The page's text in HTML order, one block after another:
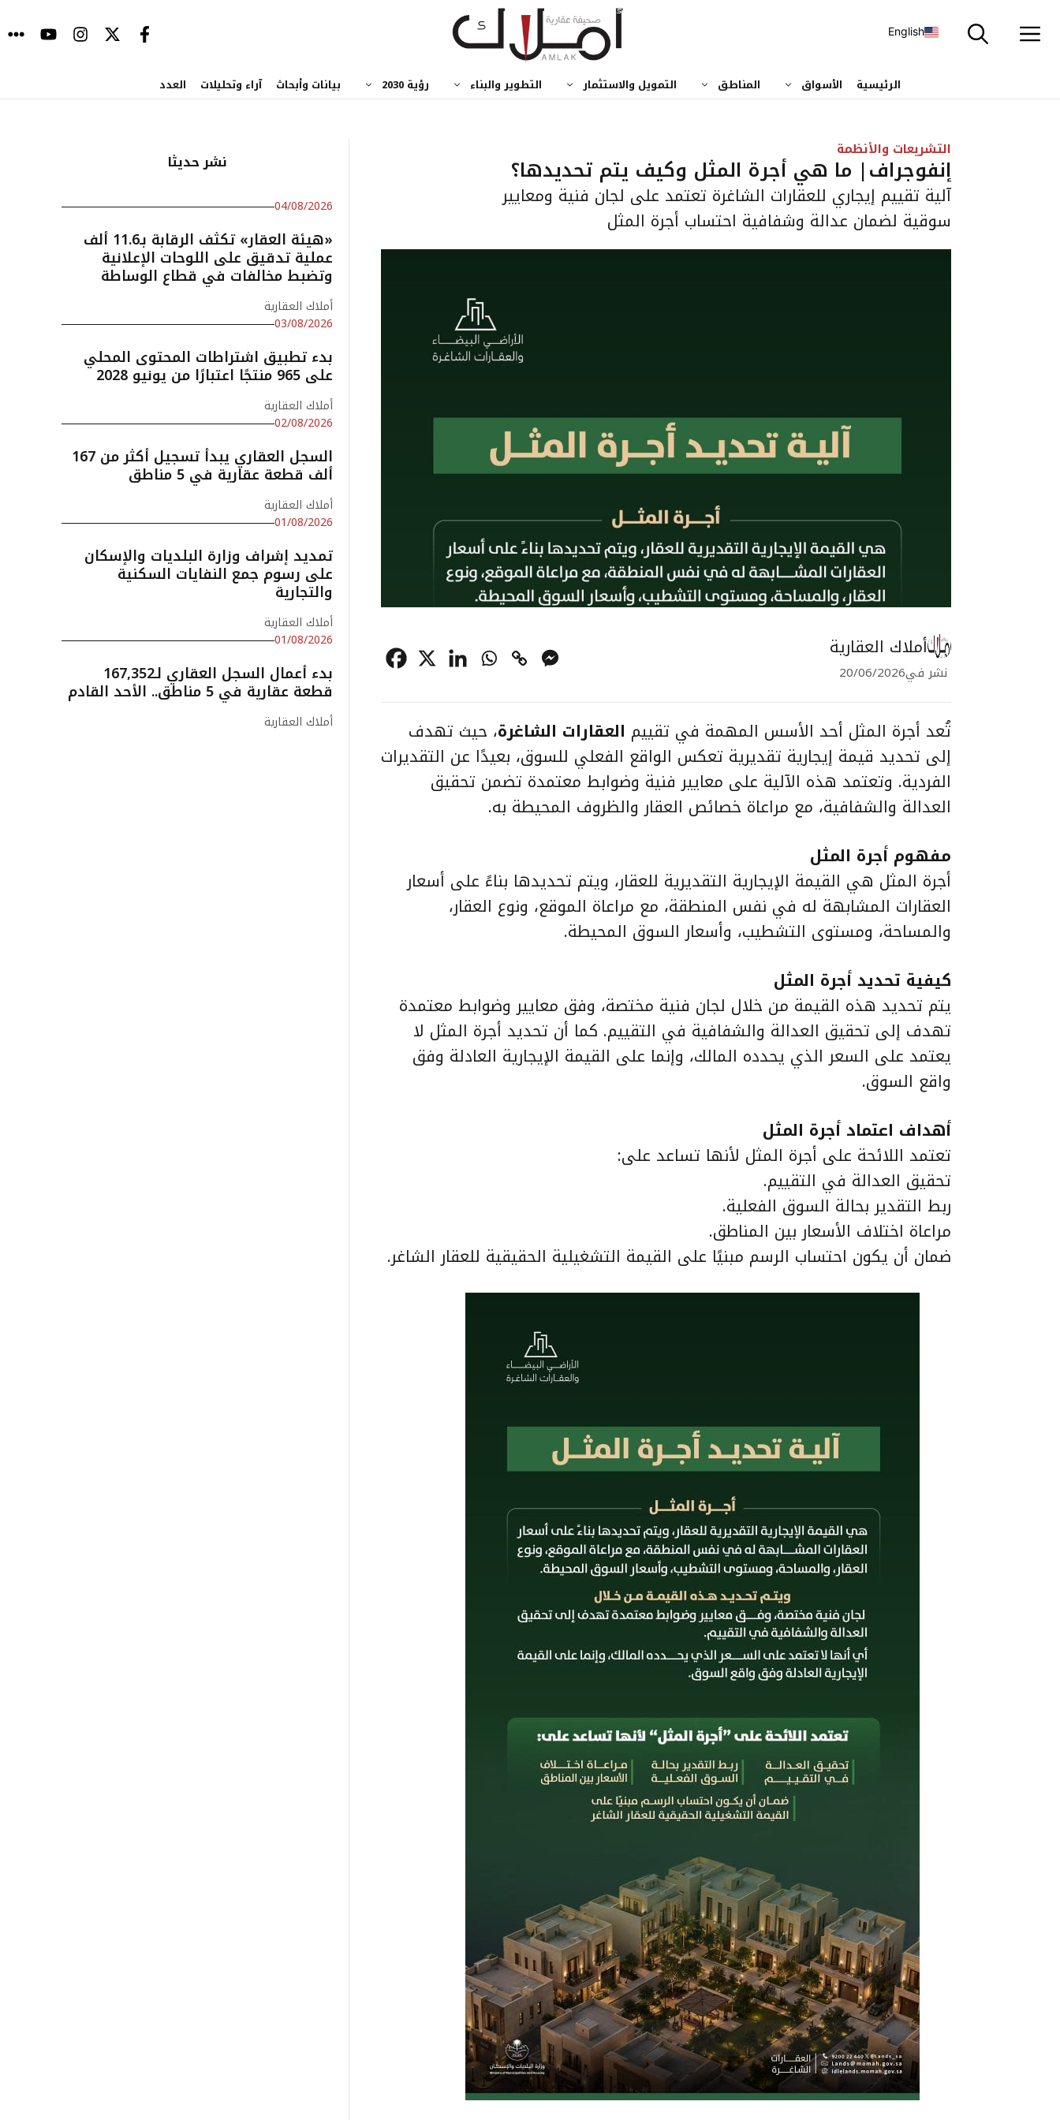
إلى
English
الرئيسية الأسواق المناطق التمويل والاستثمار التطوير والبناء رؤية 2030 بيانات وأبحاث آراء وتحليلات العدد
التشريعات والأنظمة
إنفوجراف| ما هي أجرة المثل وكيف يتم تحديدها؟
آلية تقييم إيجاري للعقارات الشاغرة تعتمد على لجان فنية ومعايير
سوقية لضمان عدالة وشفافية احتساب أجرة المثل
أملاك العقارية
نشر في20/06/2026
تُعد أجرة المثل أحد الأسس المهمة في تقييم العقارات الشاغرة، حيث تهدف
إلى تحديد قيمة إيجارية تقديرية تعكس الواقع الفعلي للسوق، بعيدًا عن التقديرات
الفردية. وتعتمد هذه الآلية على معايير فنية وضوابط معتمدة تضمن تحقيق
العدالة والشفافية، مع مراعاة خصائص العقار والظروف المحيطة به.
مفهوم أجرة المثل
أجرة المثل هي القيمة الإيجارية التقديرية للعقار، ويتم تحديدها بناءً على أسعار
العقارات المشابهة له في نفس المنطقة، مع مراعاة الموقع، ونوع العقار،
والمساحة، ومستوى التشطيب، وأسعار السوق المحيطة.
كيفية تحديد أجرة المثل
يتم تحديد هذه القيمة من خلال لجان فنية مختصة، وفق معايير وضوابط معتمدة
تهدف إلى تحقيق العدالة والشفافية في التقييم. كما أن تحديد أجرة المثل لا
يعتمد على السعر الذي يحدده المالك، وإنما على القيمة الإيجارية العادلة وفق
واقع السوق.
أهداف اعتماد أجرة المثل
تعتمد اللائحة على أجرة المثل لأنها تساعد على:
تحقيق العدالة في التقييم.
ربط التقدير بحالة السوق الفعلية.
مراعاة اختلاف الأسعار بين المناطق.
ضمان أن يكون احتساب الرسم مبنيًا على القيمة التشغيلية الحقيقية للعقار الشاغر.
نشر حديثا
04/08/2026
«هيئة العقار» تكثف الرقابة بـ11.6 ألف
عملية تدقيق على اللوحات الإعلانية
وتضبط مخالفات في قطاع الوساطة
أملاك العقارية
03/08/2026
بدء تطبيق اشتراطات المحتوى المحلي
على 965 منتجًا اعتبارًا من يونيو 2028
أملاك العقارية
02/08/2026
السجل العقاري يبدأ تسجيل أكثر من 167
ألف قطعة عقارية في 5 مناطق
أملاك العقارية
01/08/2026
تمديد إشراف وزارة البلديات والإسكان
على رسوم جمع النفايات السكنية
والتجارية
أملاك العقارية
01/08/2026
بدء أعمال السجل العقاري لـ167,352
قطعة عقارية في 5 مناطق.. الأحد القادم
أملاك العقارية